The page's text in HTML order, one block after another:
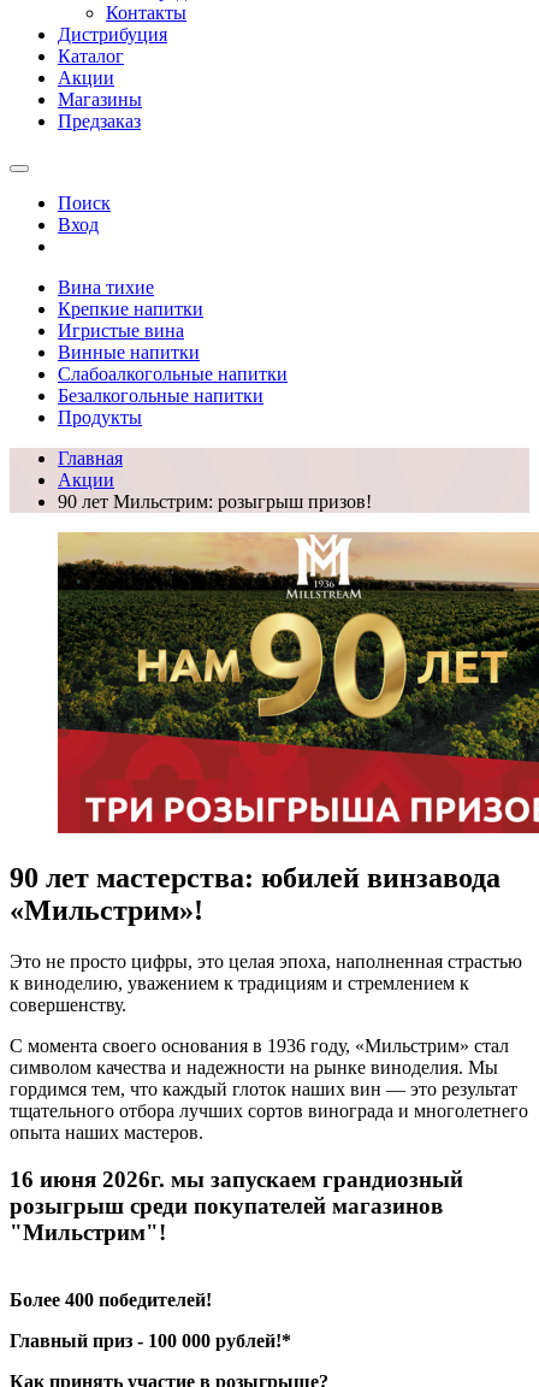
Контакты
Дистрибуция
Каталог
Акции
Магазины
Предзаказ
Поиск
Вход
Вина тихие
Крепкие напитки
Игристые вина
Винные напитки
Слабоалкогольные напитки
Безалкогольные напитки
Продукты
Главная
Акции
90 лет Мильстрим: розыгрыш призов!
90 лет мастерства: юбилей винзавода
«Мильстрим»!
Это не просто цифры, это целая эпоха, наполненная страстью
к виноделию, уважением к традициям и стремлением к
совершенству.
С момента своего основания в 1936 году, «Мильстрим» стал
символом качества и надежности на рынке виноделия. Мы
гордимся тем, что каждый глоток наших вин — это результат
тщательного отбора лучших сортов винограда и многолетнего
опыта наших мастеров.
16 июня 2026г. мы запускаем грандиозный
розыгрыш среди покупателей магазинов
"Мильстрим"!
Более 400 победителей!
Главный приз - 100 000 рублей!*
Как принять участие в розыгрыше?